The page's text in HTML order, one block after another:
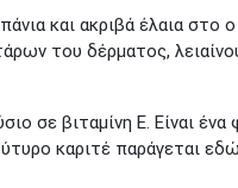
και ακριβά έλαια στο
του δέρματος,
σε βιταμίνη Ε. Είναι ένα
καριτέ παράγεται